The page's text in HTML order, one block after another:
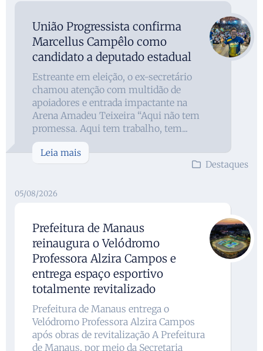
União Progressista confirma
Marcellus Campêlo como
candidato a deputado estadual
Estreante em eleição, o ex-secretário
chamou atenção com multidão de
apoiadores e entrada impactante na
Arena Amadeu Teixeira “Aqui não tem
promessa. Aqui tem trabalho, tem...
Leia mais
Destaques
05/08/2026
Prefeitura de Manaus
reinaugura o Velódromo
Professora Alzira Campos e
entrega espaço esportivo
totalmente revitalizado
Prefeitura de Manaus entrega o
Velódromo Professora Alzira Campos
após obras de revitalização A Prefeitura
de Manaus, por meio da Secretaria